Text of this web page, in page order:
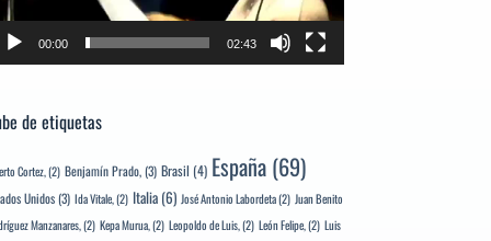
00:00 02:43
de etiquetas
Cortez,(2) Benjamín Prado,(3) Brasil (4) España (69)
Unidos(3) Ida Vitale,(2) Italia (6) José Antonio Labordeta(2) Juan Benito
Manzanares,(2) Kepa Murua,(2) Leopoldo de Luis,(2) León Felipe,(2) Luis